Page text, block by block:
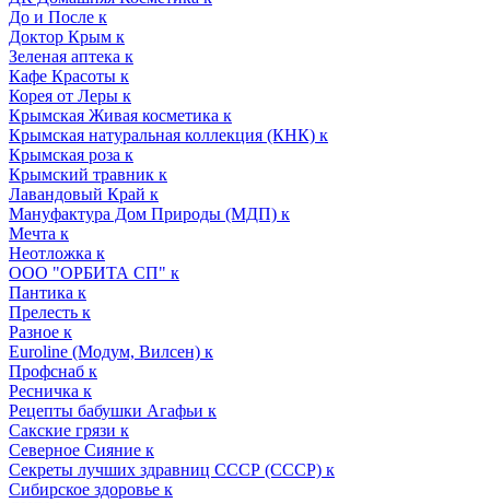
До и После к
Доктор Крым к
Зеленая аптека к
Кафе Красоты к
Корея от Леры к
Крымская Живая косметика к
Крымская натуральная коллекция (КНК) к
Крымская роза к
Крымский травник к
Лавандовый Край к
Мануфактура Дом Природы (МДП) к
Мечта к
Неотложка к
ООО "ОРБИТА СП" к
Пантика к
Прелесть к
Разное к
Euroline (Модум, Вилсен) к
Профснаб к
Ресничка к
Рецепты бабушки Агафьи к
Сакские грязи к
Северное Сияние к
Секреты лучших здравниц СССР (СССР) к
Сибирское здоровье к